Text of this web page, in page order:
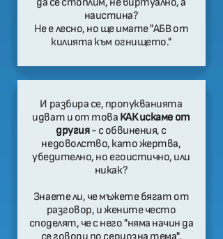
наистина?
Не е лесно, но ще имате "АБВ от
килията към огнището."
И разбира се, пропукванията
идват и от това КАК искаме от
другия- с обвинения, с
недоволство, като жертва,
убедително, но егоистично, или
никак?
Знаете ли, че мъжете бягат от
разговор, и жените често
споделят, че с него "няма начин да